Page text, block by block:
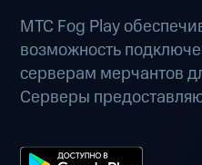
МТС Fog Play
возможность
серверам мерчантов
Серверы